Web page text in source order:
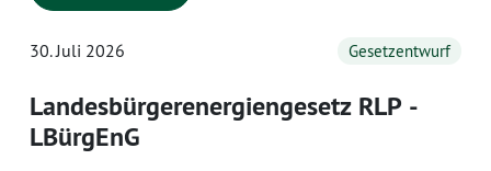
30. Juli 2026 Gesetzentwurf
Landesbürgerenergiengesetz RLP -
LBürgEnG